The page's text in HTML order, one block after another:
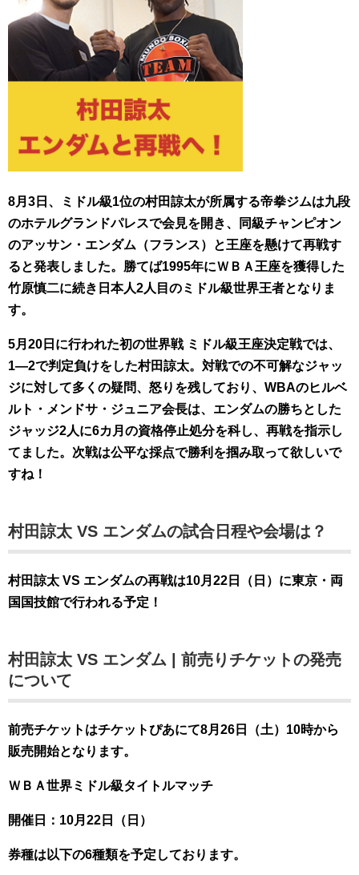
8月3日、ミドル級1位の村田諒太が所属する帝拳ジムは九段
のホテルグランドパレスで会見を開き、同級チャンピオン
のアッサン・エンダム（フランス）と王座を懸けて再戦す
ると発表しました。勝てば1995年にＷＢＡ王座を獲得した
竹原慎二に続き日本人2人目のミドル級世界王者となりま
す。
5月20日に行われた初の世界戦 ミドル級王座決定戦では、
1―2で判定負けをした村田諒太。対戦での不可解なジャッ
ジに対して多くの疑問、怒りを残しており、WBAのヒルベ
ルト・メンドサ・ジュニア会長は、エンダムの勝ちとした
ジャッジ2人に6カ月の資格停止処分を科し、再戦を指示し
てました。次戦は公平な採点で勝利を掴み取って欲しいで
すね！
村田諒太 VS エンダムの試合日程や会場は？
村田諒太 VS エンダムの再戦は10月22日（日）に東京・両
国国技館で行われる予定！
村田諒太 VS エンダム | 前売りチケットの発売
について
前売チケットはチケットぴあにて8月26日（土）10時から
販売開始となります。
ＷＢＡ世界ミドル級タイトルマッチ
開催日：10月22日（日）
券種は以下の6種類を予定しております。